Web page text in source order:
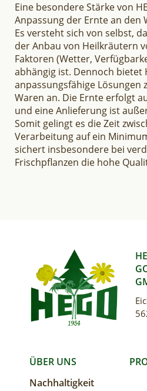
Eine besondere Stärke von
Anpassung der Ernte an den
Es versteht sich von selbst,
der Anbau von Heilkräutern
Faktoren (Wetter,
abhängig ist. Dennoch bietet
anpassungsfähige Lösungen
Waren an. Die Ernte erfolgt
und eine Anlieferung ist
Somit gelingt es die Zeit
Verarbeitung auf ein
sichert insbesondere bei
Frischpflanzen die hohe
MAIN
ÜBER UNS
Nachhaltigkeit